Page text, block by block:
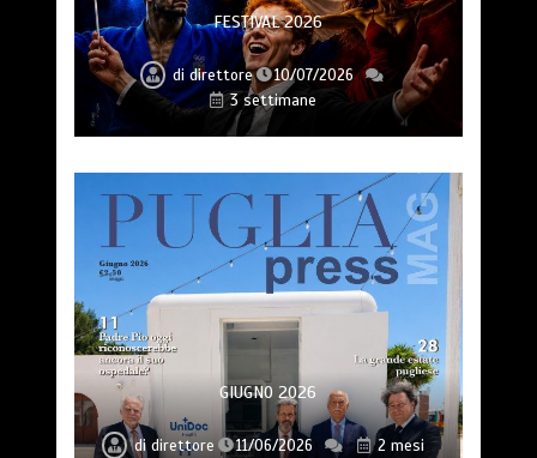
FESTIVAL 2026
didirettore
10/07/2026
3 settimane
GIUGNO 2026
didirettore 11/06/2026 2 mesi